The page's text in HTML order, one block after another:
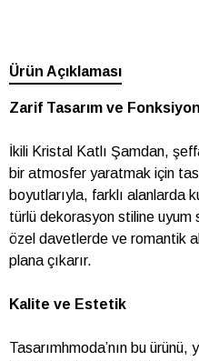
Ürün Açıklaması
Zarif Tasarım ve
İkili Kristal Katlı Şamdan,
bir atmosfer yaratmak için
boyutlarıyla, farklı alanlarda
türlü dekorasyon stiline
özel davetlerde ve romantik
plana çıkarır.
Kalite ve Estetik
Tasarımhmoda’nın bu